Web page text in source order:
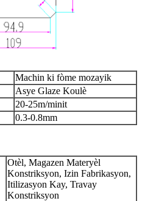
Machin ki fòme mozayik
Asye Glaze Koulè
20-25m/minit
0.3-0.8mm
Otèl, Magazen Materyèl
Konstriksyon, Izin Fabrikasyon,
Itilizasyon Kay, Travay
Konstriksyon